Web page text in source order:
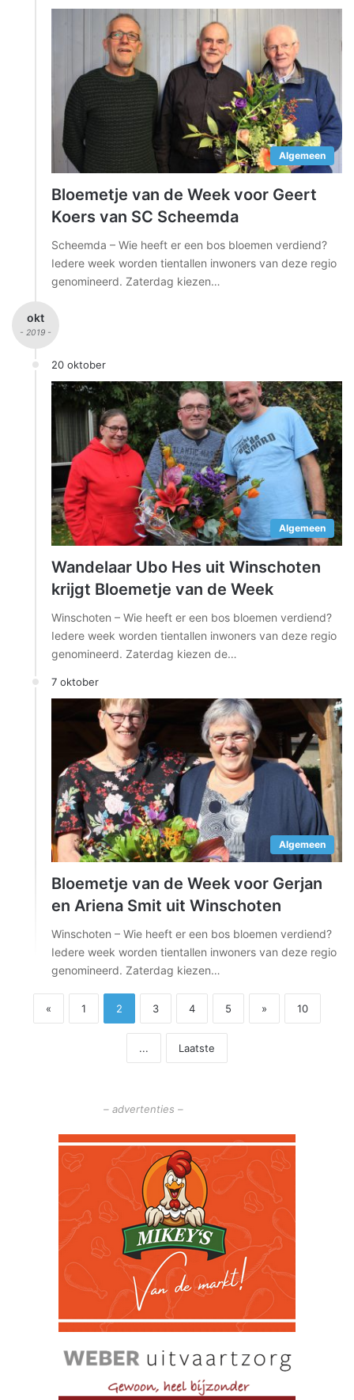
Algemeen
Bloemetje van de Week voor Geert
Koers van SC Scheemda
Scheemda – Wie heeft er een bos bloemen verdiend?
Iedere week worden tientallen inwoners van deze regio
genomineerd. Zaterdag kiezen…
okt
- 2019 -
20 oktober
Algemeen
Wandelaar Ubo Hes uit Winschoten
krijgt Bloemetje van de Week
Winschoten – Wie heeft er een bos bloemen verdiend?
Iedere week worden tientallen inwoners van deze regio
genomineerd. Zaterdag kiezen de…
7 oktober
Algemeen
Bloemetje van de Week voor Gerjan
en Ariena Smit uit Winschoten
Winschoten – Wie heeft er een bos bloemen verdiend?
Iedere week worden tientallen inwoners van deze regio
genomineerd. Zaterdag kiezen…
« 1 2 3 4 5 » 10
... Laatste
– advertenties –